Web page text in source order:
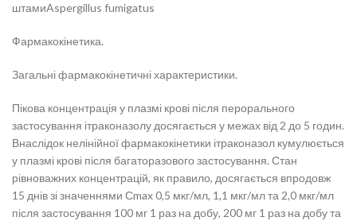
штамиAspergillus fumigatus
Фармакокінетика.
Загальні фармакокінетичні характеристики.
Пікова концентрація у плазмі крові після перорального
застосування ітраконазолу досягається у межах від 2 до 5 годин.
Внаслідок нелінійної фармакокінетики ітраконазол кумулюється
у плазмі крові після багаторазового застосування. Стан
рівноважних концентрацій, як правило, досягається впродовж
15 днів зі значеннями Сmax 0,5 мкг/мл, 1,1 мкг/мл та 2,0 мкг/мл
після застосування 100 мг 1 раз на добу, 200 мг 1 раз на добу та